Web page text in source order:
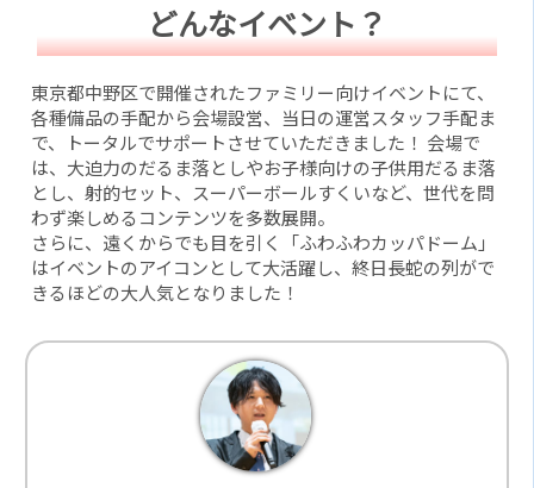
どんなイベント？
東京都中野区で開催されたファミリー向けイベントにて、
各種備品の手配から会場設営、当日の運営スタッフ手配ま
で、トータルでサポートさせていただきました！ 会場で
は、大迫力のだるま落としやお子様向けの子供用だるま落
とし、射的セット、スーパーボールすくいなど、世代を問
わず楽しめるコンテンツを多数展開。
さらに、遠くからでも目を引く「ふわふわカッパドーム」
はイベントのアイコンとして大活躍し、終日長蛇の列がで
きるほどの大人気となりました！